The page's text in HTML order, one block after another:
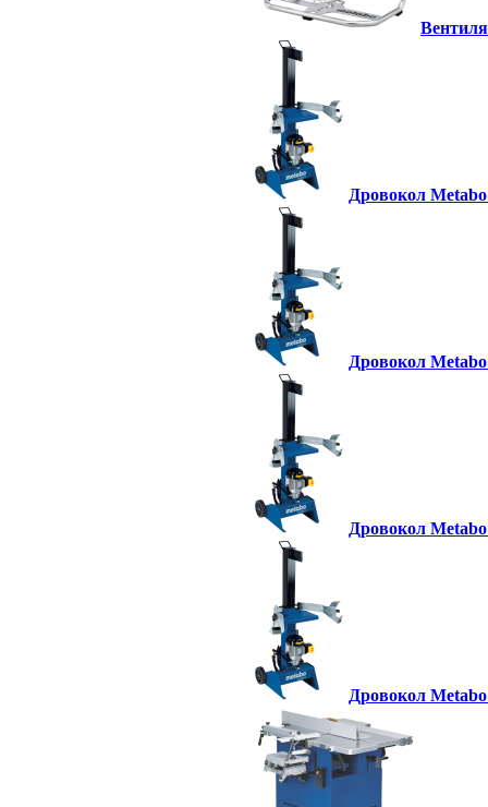
Дровокол
Дровокол Metabo
Дровокол
Дровокол